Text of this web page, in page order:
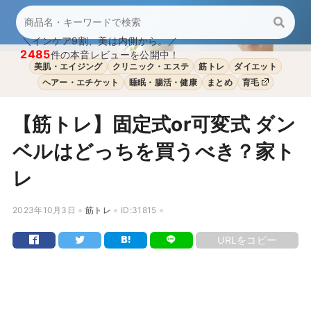
＼インケア9割、美は内側から。／
2485件の本音レビューを公開中！
美肌・エイジング クリニック・エステ 筋トレ
ダイエット
ヘアー・エチケット
睡眠・腸活・健康 まとめ 育毛
【筋トレ】固定式or可変式 ダン
ベルはどっちを買うべき？家ト
レ
2023年10月3日 筋トレ ID:31815
URLをコピー